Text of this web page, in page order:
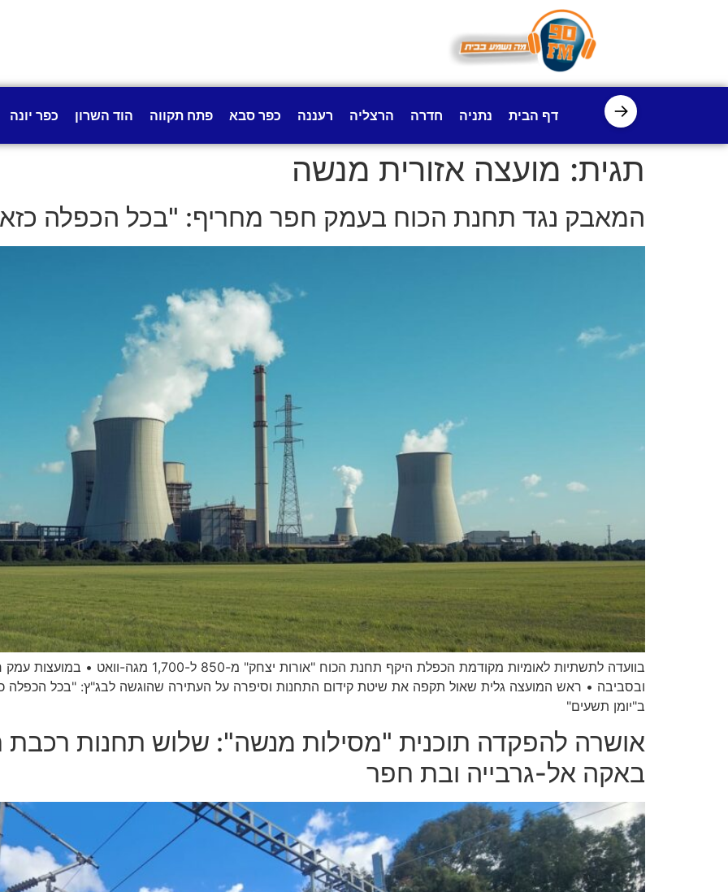
→ דף הבית נתניה חדרה הרצליה רעננה כפר סבא פתח תקווה הוד השרון כפר יונה
תגית: מועצה אזורית מנשה
המאבק נגד תחנת הכוח בעמק חפר מחריף: "בכל הכפלה
בוועדה לתשתיות לאומיות מקודמת הכפלת היקף תחנת
ובסביבה • ראש המועצה גלית שאול תקפה את שיטת קידום התחנות וסיפרה על העתירה שהוגשה לבג"ץ: "בכל הכפלה
ב"יומן תשעים"
אושרה להפקדה תוכנית "מסילות מנשה": שלוש תחנות רכבת
באקה אל-גרבייה ובת חפר